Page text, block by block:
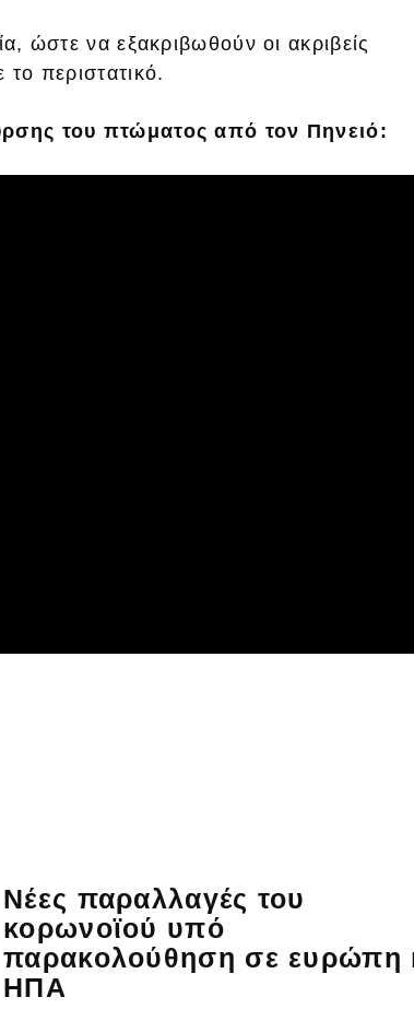
ώστε να εξακριβωθούν οι ακριβείς
περιστατικό.
του πτώματος από τον Πηνειό:
Νέες παραλλαγές του
κορωνοϊού υπό
παρακολούθηση σε ευρώπη
ΗΠΑ